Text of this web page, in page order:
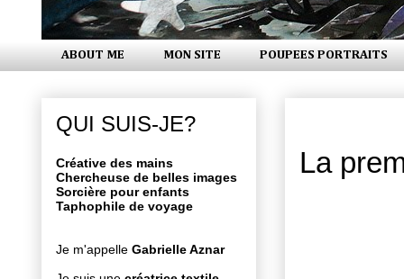
ABOUT ME MON SITE POUPEES PORTRAITS
La
QUI SUIS-JE?
Créative des mains
Chercheuse de belles images
Sorcière pour enfants
Taphophile de voyage
Je m'appelle Gabrielle Aznar